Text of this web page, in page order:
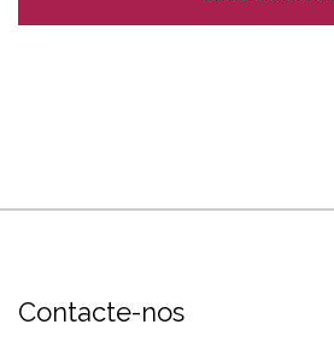
Contacte-nos